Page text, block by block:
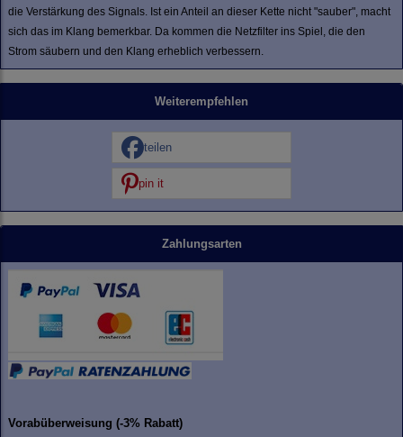
die Verstärkung des Signals. Ist ein Anteil an dieser Kette nicht "sauber", macht
sich das im Klang bemerkbar. Da kommen die Netzfilter ins Spiel, die den
Strom säubern und den Klang erheblich verbessern.
Weiterempfehlen
teilen
pin it
Zahlungsarten
Vorabüberweisung (-3% Rabatt)